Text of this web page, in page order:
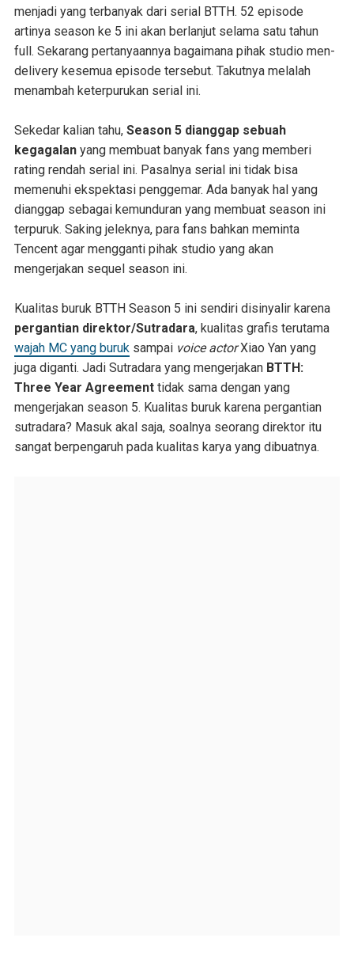
menjadi yang terbanyak dari serial BTTH. 52 episode
artinya season ke 5 ini akan berlanjut selama satu tahun
full. Sekarang pertanyaannya bagaimana pihak studio men-
delivery kesemua episode tersebut. Takutnya melalah
menambah keterpurukan serial ini.
Sekedar kalian tahu, Season 5 dianggap sebuah
kegagalanyang membuat banyak fans yang memberi
rating rendah serial ini. Pasalnya serial ini tidak bisa
memenuhi ekspektasi penggemar. Ada banyak hal yang
dianggap sebagai kemunduran yang membuat season ini
terpuruk. Saking jeleknya, para fans bahkan meminta
Tencent agar mengganti pihak studio yang akan
mengerjakan sequel season ini.
Kualitas buruk BTTH Season 5 ini sendiri disinyalir karena
pergantian direktor/Sutradara, kualitas grafis terutama
wajah MC yang buruksampai voice actorXiao Yan yang
juga diganti. Jadi Sutradara yang mengerjakan BTTH:
Three Year Agreementtidak sama dengan yang
mengerjakan season 5. Kualitas buruk karena pergantian
sutradara? Masuk akal saja, soalnya seorang direktor itu
sangat berpengaruh pada kualitas karya yang dibuatnya.